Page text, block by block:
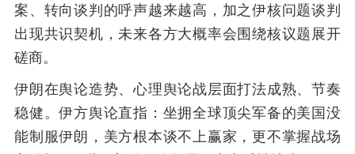
案、转向谈判的呼声越来越高，加之伊核问题谈判
出现共识契机，未来各方大概率会围绕核议题展开
磋商。
伊朗在舆论造势、心理舆论战层面打法成熟、节奏
稳健。伊方舆论直指：坐拥全球顶尖军备的美国没
能制服伊朗，美方根本谈不上赢家，更不掌握战场